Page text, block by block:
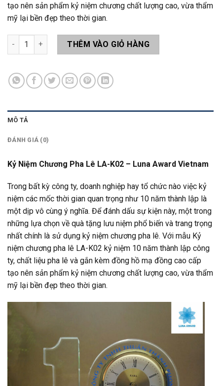
tạo nên sản phẩm kỷ niệm chương chất lượng cao, vừa thẩm
mỹ lại bền đẹp theo thời gian.
Kỷ Niệm Chương Pha Lê LA-K02 số lượng
THÊM VÀO GIỎ HÀNG
MÔ TẢ
ĐÁNH GIÁ (0)
Kỷ Niệm Chương Pha Lê LA-K02 – Luna Award Vietnam
Trong bất kỳ công ty, doanh nghiệp hay tổ chức nào việc kỷ
niệm các mốc thời gian quan trọng như 10 năm thành lập là
một dịp vô cùng ý nghĩa. Để đánh dấu sự kiện này, một trong
những lựa chọn về quà tặng lưu niệm phổ biến và trang trọng
nhất chính là sử dụng kỷ niệm chương pha lê. Với mẫu Kỷ
niệm chương pha lê LA-K02 kỷ niệm 10 năm thành lập công
ty, chất liệu pha lê và gắn kèm đồng hồ mạ đồng cao cấp
tạo nên sản phẩm kỷ niệm chương chất lượng cao, vừa thẩm
mỹ lại bền đẹp theo thời gian.